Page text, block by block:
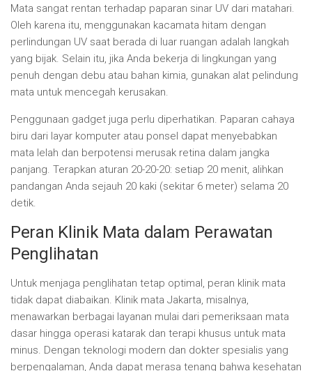
Mata sangat rentan terhadap paparan sinar UV dari matahari.
Oleh karena itu, menggunakan kacamata hitam dengan
perlindungan UV saat berada di luar ruangan adalah langkah
yang bijak. Selain itu, jika Anda bekerja di lingkungan yang
penuh dengan debu atau bahan kimia, gunakan alat pelindung
mata untuk mencegah kerusakan.
Penggunaan gadget juga perlu diperhatikan. Paparan cahaya
biru dari layar komputer atau ponsel dapat menyebabkan
mata lelah dan berpotensi merusak retina dalam jangka
panjang. Terapkan aturan 20-20-20: setiap 20 menit, alihkan
pandangan Anda sejauh 20 kaki (sekitar 6 meter) selama 20
detik.
Peran Klinik Mata dalam Perawatan
Penglihatan
Untuk menjaga penglihatan tetap optimal, peran klinik mata
tidak dapat diabaikan. Klinik mata Jakarta, misalnya,
menawarkan berbagai layanan mulai dari pemeriksaan mata
dasar hingga operasi katarak dan terapi khusus untuk mata
minus. Dengan teknologi modern dan dokter spesialis yang
berpengalaman, Anda dapat merasa tenang bahwa kesehatan